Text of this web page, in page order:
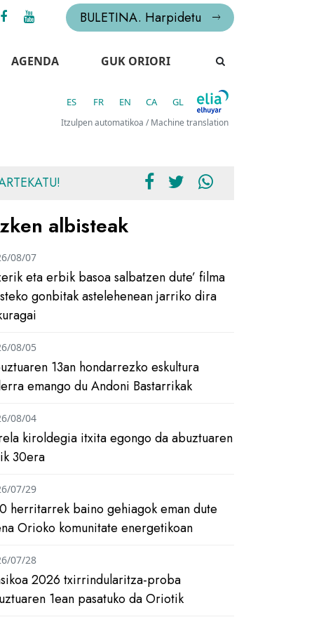
BULETINA. Harpidetu
AGENDA GUK ORIORI
ES FR EN CA GL
Itzulpen automatikoa / Machine translation
albisteak
eta erbik basoa salbatzen dute’ filma
gonbitak astelehenean jarriko dira
08/07
13an hondarrezko eskultura
emango du Andoni Bastarrikak
08/05
kiroldegia itxita egongo da abuztuaren
30era
08/04
herritarrek baino gehiagok eman dute
Orioko komunitate energetikoan
07/29
2026 txirrindularitza-proba
1ean pasatuko da Oriotik
07/28